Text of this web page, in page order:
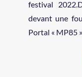
festival
devant une
Portal « MP85